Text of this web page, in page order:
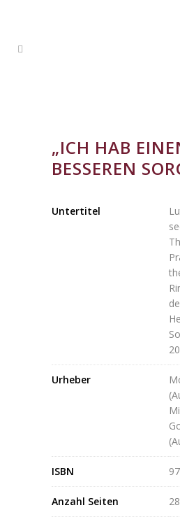
„ICH HAB
BESSEREN
Untertitel
Urheber
ISBN
Anzahl Seiten